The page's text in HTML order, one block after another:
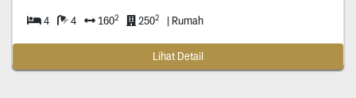
4 4 1602 2502 | Rumah
Lihat Detail